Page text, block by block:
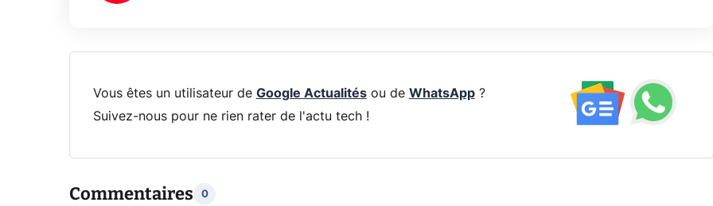
Vous êtes un utilisateur de Google Actualitésou de WhatsApp?
Suivez-nous pour ne rien rater de l'actu tech !
Commentaires 0